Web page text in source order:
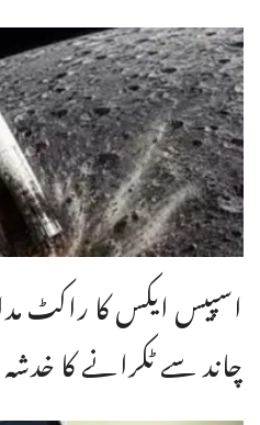
اسپیس ایکس کا راکٹ
چاند سے ٹکرانے کا خدشہ